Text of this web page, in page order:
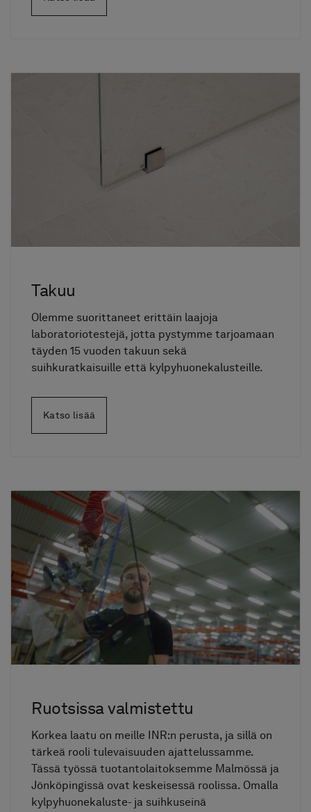
Takuu
Olemme suorittaneet erittäin laajoja
laboratoriotestejä, jotta pystymme tarjoamaan
täyden 15 vuoden takuun sekä
suihkuratkaisuille että kylpyhuonekalusteille.
Katso lisää
Ruotsissa valmistettu
Korkea laatu on meille INR:n perusta, ja sillä on
tärkeä rooli tulevaisuuden ajattelussamme.
Tässä työssä tuotantolaitoksemme Malmössä ja
Jönköpingissä ovat keskeisessä roolissa. Omalla
kylpyhuonekaluste- ja suihkuseinä